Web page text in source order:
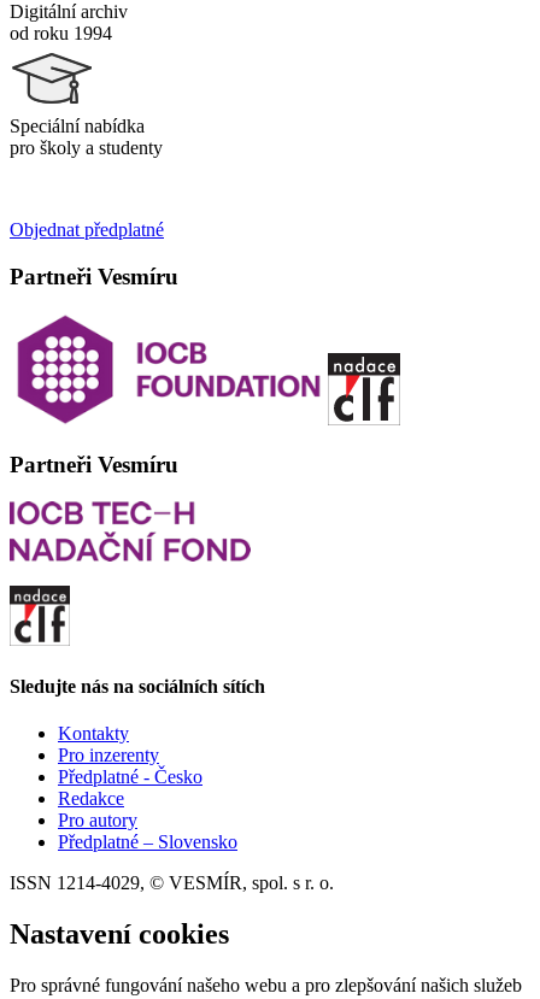
Digitální archiv
od roku 1994
Speciální nabídka
pro školy a studenty
Objednat předplatné
Partneři Vesmíru
Partneři Vesmíru
Sledujte nás na sociálních sítích
Kontakty
Pro inzerenty
Předplatné - Česko
Redakce
Pro autory
Předplatné – Slovensko
ISSN 1214-4029, © VESMÍR, spol. s r. o.
Nastavení cookies
Pro správné fungování našeho webu a pro zlepšování našich služeb